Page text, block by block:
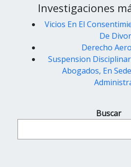
Investigaciones
Vicios En El
De
Derecho
Suspension
Abogados, En
Buscar